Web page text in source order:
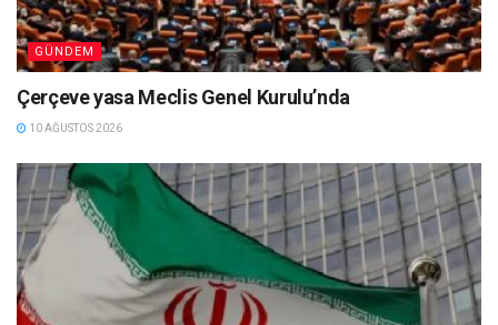
GÜNDEM
Çerçeve yasa Meclis Genel Kurulu’nda
10 AĞUSTOS 2026